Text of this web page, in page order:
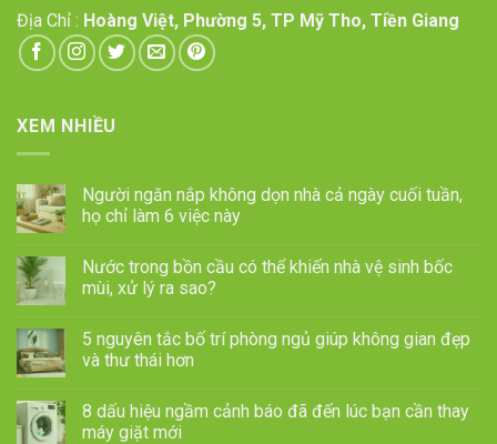
Địa Chỉ : Hoàng Việt, Phường 5, TP Mỹ Tho, Tiền Giang
XEM NHIỀU
Người ngăn nắp không dọn nhà cả ngày cuối tuần,
họ chỉ làm 6 việc này
Nước trong bồn cầu có thể khiến nhà vệ sinh bốc
mùi, xử lý ra sao?
5 nguyên tắc bố trí phòng ngủ giúp không gian đẹp
và thư thái hơn
8 dấu hiệu ngầm cảnh báo đã đến lúc bạn cần thay
máy giặt mới